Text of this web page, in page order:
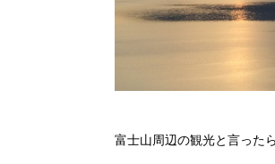
富士山周辺の観光と言った